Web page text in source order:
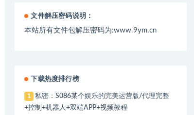
文件解压密码说明：
本站所有文件包解压密码为:www.9ym.cn
下载热度排行榜
1
私密：S086某个娱乐的完美运营版/代理完整
+控制+机器人+双端APP+视频教程